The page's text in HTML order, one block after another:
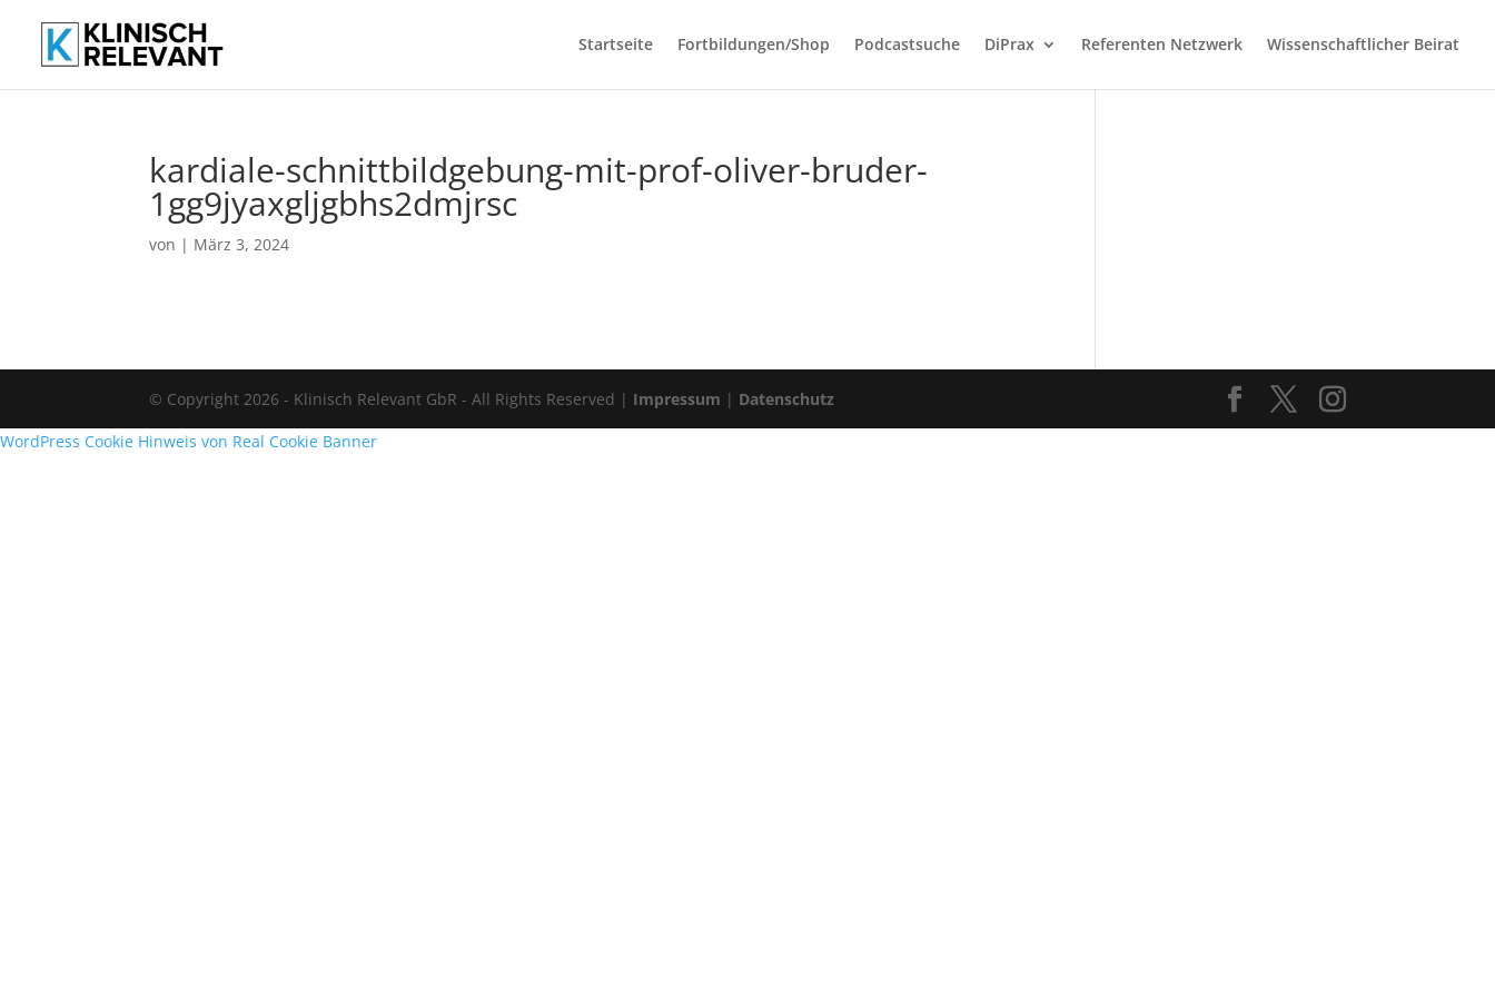
Startseite Fortbildungen/Shop Podcastsuche DiPrax Referenten Netzwerk Wissenschaftlicher Beirat
kardiale-schnittbildgebung-mit-prof-oliver-bruder-
1gg9jyaxgljgbhs2dmjrsc
von | März 3, 2024
© Copyright 2026 - Klinisch Relevant GbR - All Rights Reserved | Impressum | Datenschutz
WordPress Cookie Hinweis von Real Cookie Banner